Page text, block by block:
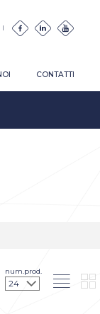
CONTATTI
num.prod.